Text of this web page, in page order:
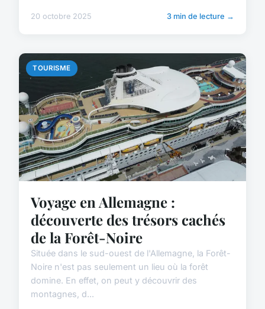
20 octobre 2025 3 min de lecture →
TOURISME
Voyage en Allemagne :
découverte des trésors cachés
de la Forêt-Noire
Située dans le sud-ouest de l'Allemagne, la Forêt-
Noire n'est pas seulement un lieu où la forêt
domine. En effet, on peut y découvrir des
montagnes, d...